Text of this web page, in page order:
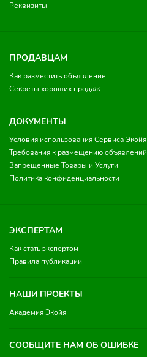
Реквизиты
ПРОДАВЦАМ
Как разместить объявление
Секреты хороших продаж
ДОКУМЕНТЫ
Условия использования Сервиса Экойя
Требования к размещению объявлений
Запрещенные Товары и Услуги
Политика конфиденциальности
ЭКСПЕРТАМ
Как стать экспертом
Правила публикации
НАШИ ПРОЕКТЫ
Академия Экойя
СООБЩИТЕ НАМ ОБ ОШИБКЕ